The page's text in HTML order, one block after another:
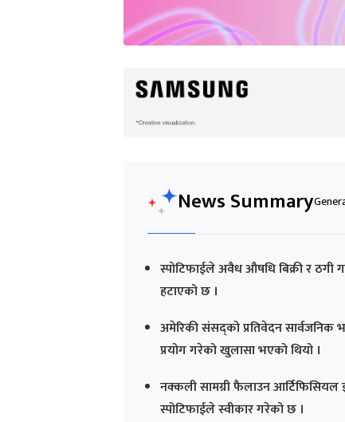
News Summary
स्पोटिफाईले अवैध औषधि बिक्री र ठगी
हटाएको छ ।
अमेरिकी संसद्को प्रतिवेदन सार्वजनिक
प्रयोग गरेको खुलासा भएको थियो ।
नक्कली सामग्री फैलाउन
स्पोटिफाईले स्वीकार गरेको छ ।